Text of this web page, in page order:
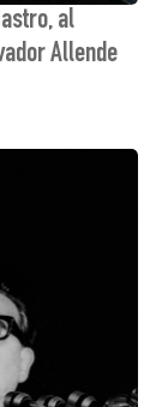
al
Allende